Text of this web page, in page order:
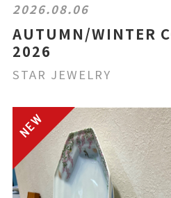
2026.08.06
AUTUMN/WINTER
2026
STAR JEWELRY